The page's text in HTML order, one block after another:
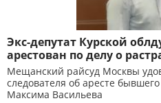
Экс-депутат Курской
арестован по делу о
Мещанский райсуд Москвы
следователя об аресте
Максима Васильева